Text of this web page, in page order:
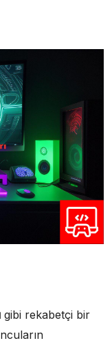
gibi rekabetçi bir